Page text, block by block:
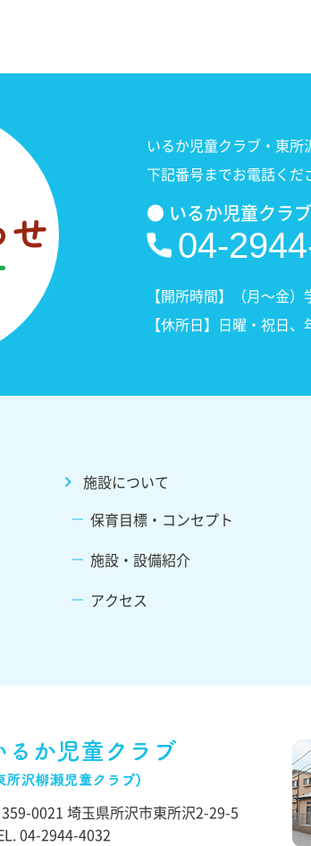
いるか児童クラブ・東所
下記番号までお電話くだ
● いるか児童クラブ
04-
【開所時間】（月〜金
【休所日】日曜・祝日、
施設について
保育目標・コンセプト
施設・設備紹介
アクセス
0021 埼玉県所沢市東所沢2-29-5
04-2944-4032